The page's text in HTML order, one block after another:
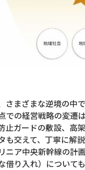
さまざまな逆境の中
での経営戦略の変
止ガードの敷設、高
交えて、丁寧に解
ニア中央新幹線の計
り入れ）について